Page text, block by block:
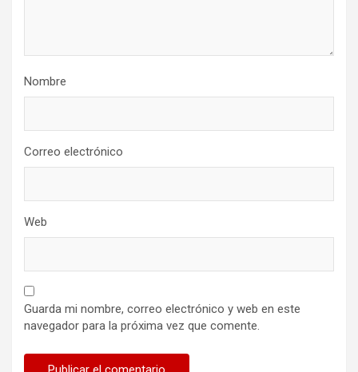
Nombre
Correo electrónico
Web
Guarda mi nombre, correo electrónico y web en este
navegador para la próxima vez que comente.